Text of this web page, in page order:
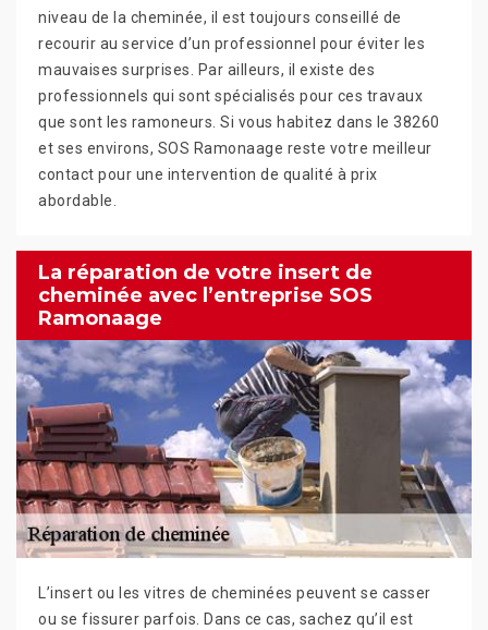
niveau de la cheminée, il est toujours conseillé de
recourir au service d’un professionnel pour éviter les
mauvaises surprises. Par ailleurs, il existe des
professionnels qui sont spécialisés pour ces travaux
que sont les ramoneurs. Si vous habitez dans le 38260
et ses environs, SOS Ramonaage reste votre meilleur
contact pour une intervention de qualité à prix
abordable.
La réparation de votre insert de
cheminée avec l’entreprise SOS
Ramonaage
L’insert ou les vitres de cheminées peuvent se casser
ou se fissurer parfois. Dans ce cas, sachez qu’il est